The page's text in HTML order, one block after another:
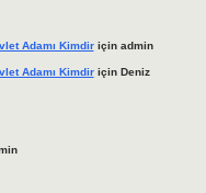
Adamı Kimdiriçin admin
Adamı Kimdiriçin Deniz